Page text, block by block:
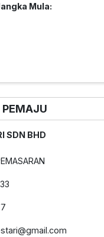
Mula:
SDN BHD